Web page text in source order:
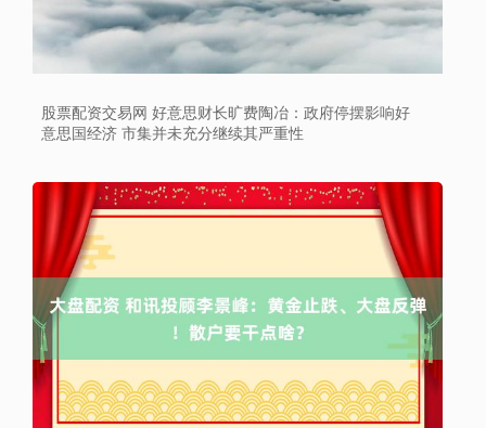
股票配资交易网 好意思财长旷费陶冶：政府停摆影响好
意思国经济 市集并未充分继续其严重性